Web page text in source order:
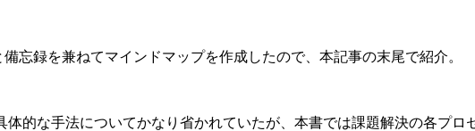
忘録を兼ねてマインドマップを作成したので、本記事の末尾で紹介。
体的な手法についてかなり省かれていたが、本書では課題解決の各プロ